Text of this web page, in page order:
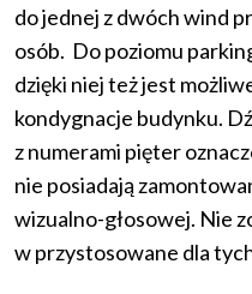
do jednej z dwóch wind
osób. Do poziomu
dzięki niej też jest
kondygnacje budynku.
z numerami pięter
nie posiadają
wizualno-głosowej. Nie
w przystosowane dla